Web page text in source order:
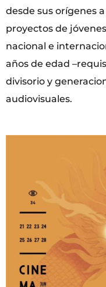
desde sus orígenes
proyectos de
nacional e
años de edad
divisorio y
audiovisuales.